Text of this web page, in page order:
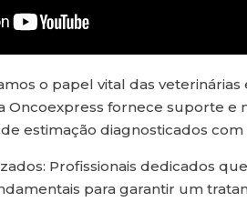
o papel vital das
Oncoexpress fornece suporte e
estimação diagnosticados com
Profissionais dedicados
para garantir um